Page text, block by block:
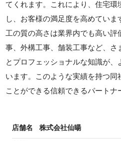
てくれます。これにより、住宅環
し、お客様の満足度を高めてい
工の質の高さは業界内でも高い評
事、外構工事、舗装工事など、さ
とプロフェッショナルな知識が
います。このような実績を持つ同
ことができる信頼できるパートナ
店舗名 株式会社仙暘